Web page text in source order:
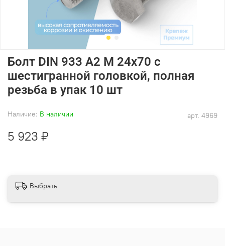
арт. 4969
Наличие: В наличии
Болт DIN 933 А2 M 24х70 с
шестигранной головкой, полная
резьба в упак 10 шт
5 923 ₽
Выбрать